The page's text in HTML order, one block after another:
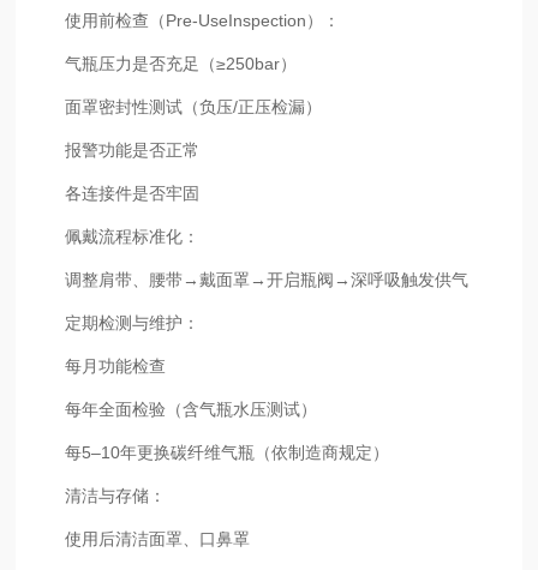
使用前检查（Pre-UseInspection）：
气瓶压力是否充足（≥250bar）
面罩密封性测试（负压/正压检漏）
报警功能是否正常
各连接件是否牢固
佩戴流程标准化：
调整肩带、腰带→戴面罩→开启瓶阀→深呼吸触发供气
定期检测与维护：
每月功能检查
每年全面检验（含气瓶水压测试）
每5–10年更换碳纤维气瓶（依制造商规定）
清洁与存储：
使用后清洁面罩、口鼻罩